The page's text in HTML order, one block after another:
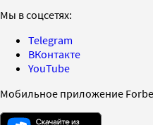
Мы в соцсетях:
Telegram
ВКонтакте
YouTube
Мобильное приложение